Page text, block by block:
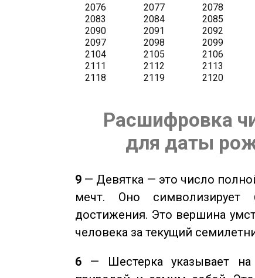
Расшифровка
для даты
9 — Девятка — это число
мечт. Оно
достижения. Это вершина
человека за текущий
6 — Шестерка указывает на